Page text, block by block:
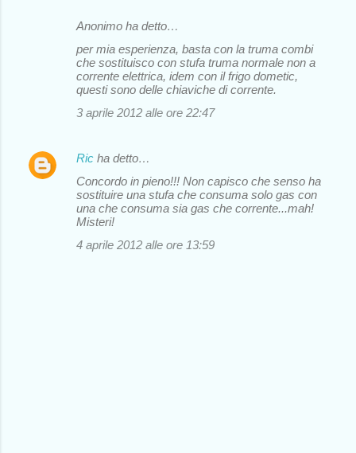
Anonimo ha detto…
per mia esperienza, basta con la truma combi
che sostituisco con stufa truma normale non a
corrente elettrica, idem con il frigo dometic,
questi sono delle chiaviche di corrente.
3 aprile 2012 alle ore 22:47
Ric ha detto…
Concordo in pieno!!! Non capisco che senso ha
sostituire una stufa che consuma solo gas con
una che consuma sia gas che corrente...mah!
Misteri!
4 aprile 2012 alle ore 13:59